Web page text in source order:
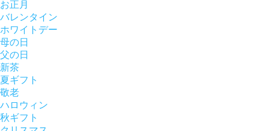
お正月
バレンタイン
ホワイトデー
母の日
父の日
新茶
夏ギフト
敬老
ハロウィン
秋ギフト